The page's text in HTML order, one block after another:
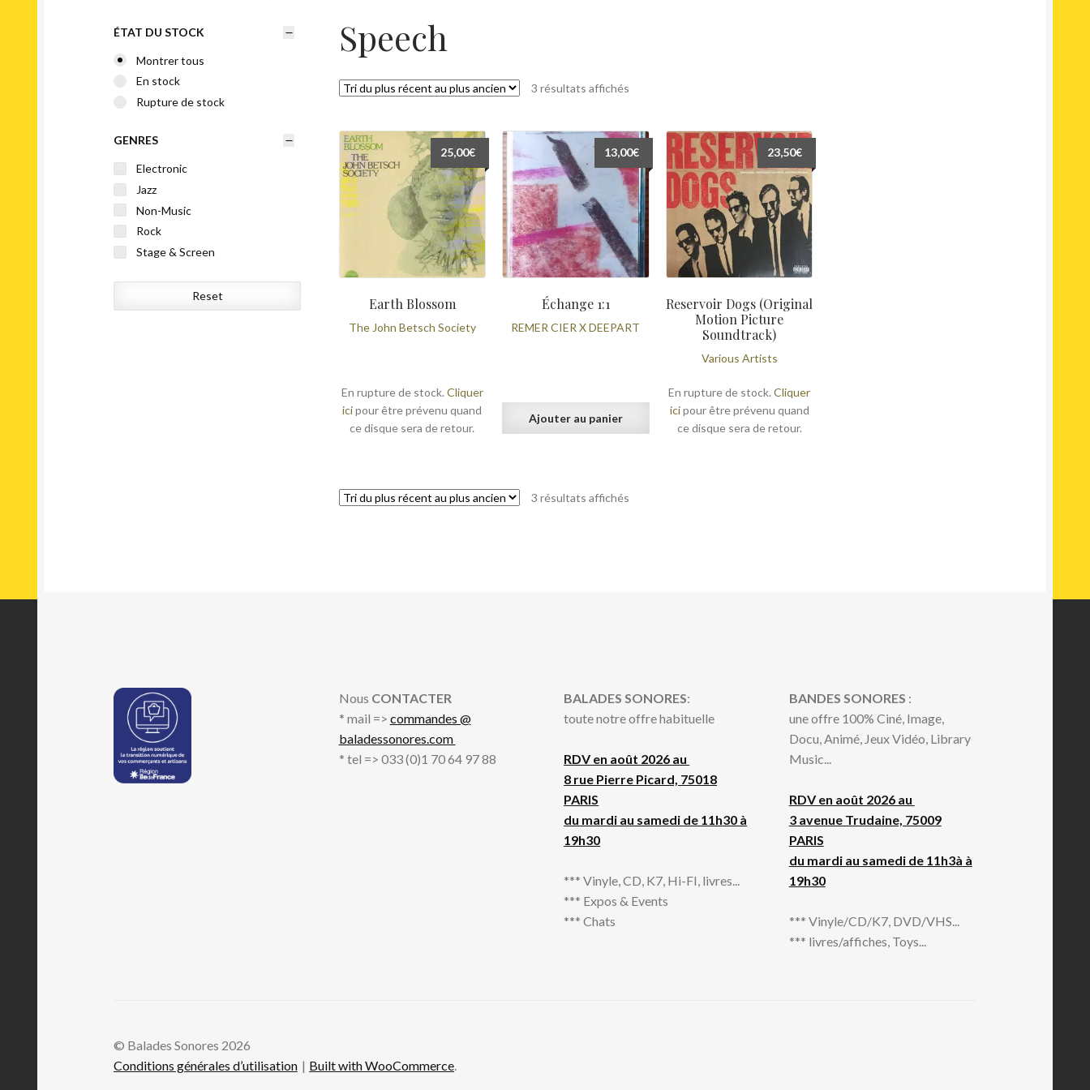
Speech
3 résultats affichésTrié
récent
au
plus
ancien
Earth Blossom
The John Betsch Society
25,00€
En rupture de stock. Cliquer
icipour être prévenu quand
ce disque sera de retour.
Échange 1:1
REMER CIER X DEEPART
13,00€
Ajouter au panier
Reservoir Dogs (Original
Motion Picture
Soundtrack)
Various Artists
23,50€
En rupture de stock.Cliquer
icipour être prévenu quand
ce disque sera de retour.
3 résultats affichésTrié
ÉTAT DU STOCK
Montrer tous
En stock
Rupture de stock
GENRES
Electronic
Jazz
Non-Music
Rock
Stage & Screen
Reset
Nous CONTACTER
* mail => commandes @
baladessonores.com
* tel => 033 (0)1 70 64 97 88
BALADES SONORES:
toute notre offre habituelle
RDV en août 2026 au
8 rue Pierre Picard, 75018
PARIS
du mardi au samedi de 11h30 à
19h30
*** Vinyle, CD, K7, Hi-FI, livres...
*** Expos & Events
*** Chats
BANDES SONORES :
une offre 100% Ciné, Image,
Docu, Animé, Jeux Vidéo, Library
Music...
RDV en août 2026 au
3 avenue Trudaine, 75009
PARIS
du mardi au samedi de 11h3à à
19h30
*** Vinyle/CD/K7, DVD/VHS...
*** livres/affiches, Toys...
© Balades Sonores 2026
Conditions générales d’utilisation
Built with WooCommerce